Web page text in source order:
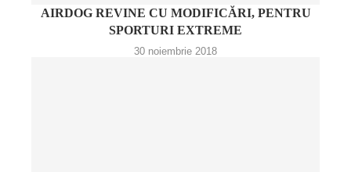
AIRDOG REVINE CU MODIFICĂRI, PENTRU
SPORTURI EXTREME
30 noiembrie 2018